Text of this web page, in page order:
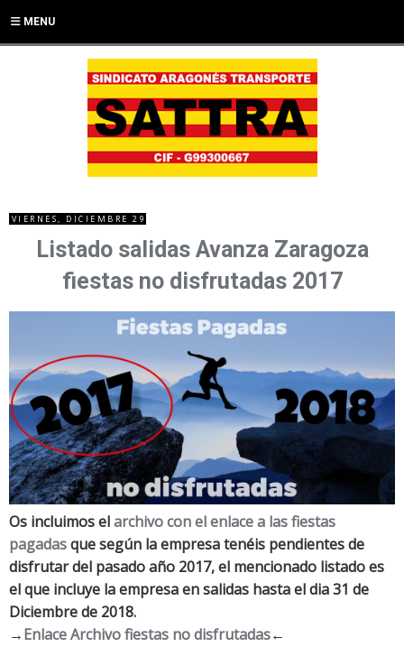
MENU
VIERNES, DICIEMBRE 29
Listado salidas Avanza Zaragoza
fiestas no disfrutadas 2017
Os incluimos elarchivo con el enlace a las fiestas
pagadasque según la empresa tenéis pendientes de
disfrutar del pasado año 2017, el mencionado listado es
el que incluye la empresa en salidas hasta el dia 31 de
Diciembre de 2018.
→Enlace Archivo fiestas no disfrutadas←